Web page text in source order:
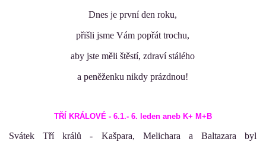
Dnes je první den roku,
přišli jsme Vám popřát trochu,
aby jste měli štěstí, zdraví stálého
a peněženku nikdy prázdnou!
TŘÍ KRÁLOVÉ - 6.1.- 6. leden aneb K+ M+B
Svátek Tří králů - Kašpara, Melichara a Baltazara byl